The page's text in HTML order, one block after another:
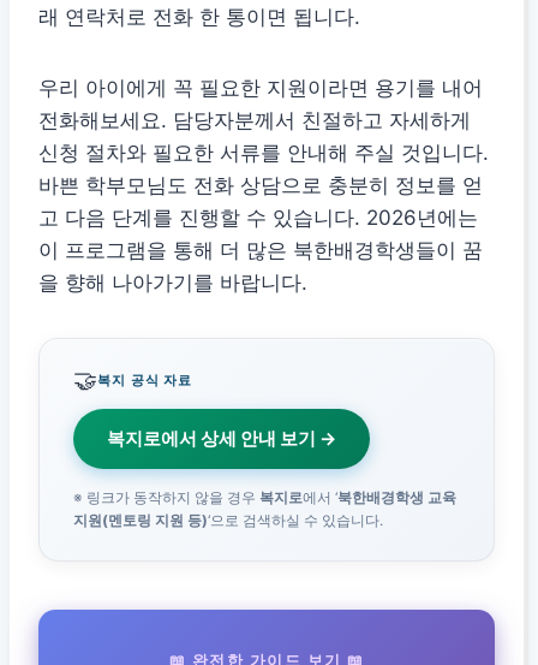
래 연락처로 전화 한 통이면 됩니다.
우리 아이에게 꼭 필요한 지원이라면 용기를 내어
전화해보세요. 담당자분께서 친절하고 자세하게
신청 절차와 필요한 서류를 안내해 주실 것입니다.
바쁜 학부모님도 전화 상담으로 충분히 정보를 얻
고 다음 단계를 진행할 수 있습니다. 2026년에는
이 프로그램을 통해 더 많은 북한배경학생들이 꿈
을 향해 나아가기를 바랍니다.
🤝복지 공식 자료
복지로에서 상세 안내 보기 →
※ 링크가 동작하지 않을 경우 복지로에서 ‘북한배경학생 교육
지원(멘토링 지원 등)‘으로 검색하실 수 있습니다.
📖 완전한 가이드 보기 📖